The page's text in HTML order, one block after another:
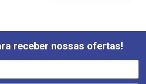
receber nossas ofertas!